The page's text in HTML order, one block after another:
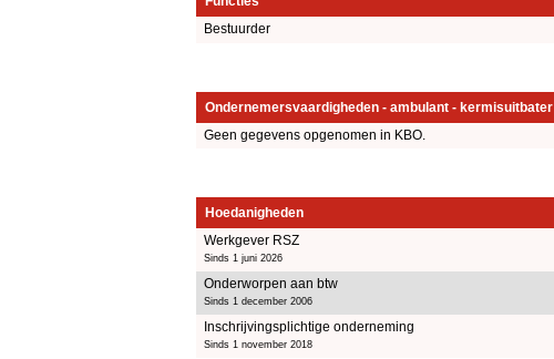
Bestuurder
Ondernemersvaardigheden - ambulant - kermisuitbater
Geen gegevens opgenomen in KBO.
Hoedanigheden
Werkgever RSZ
Sinds 1 juni 2026
Onderworpen aan btw
Sinds 1 december 2006
Inschrijvingsplichtige onderneming
Sinds 1 november 2018